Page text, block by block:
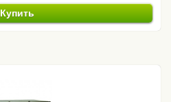
Купить